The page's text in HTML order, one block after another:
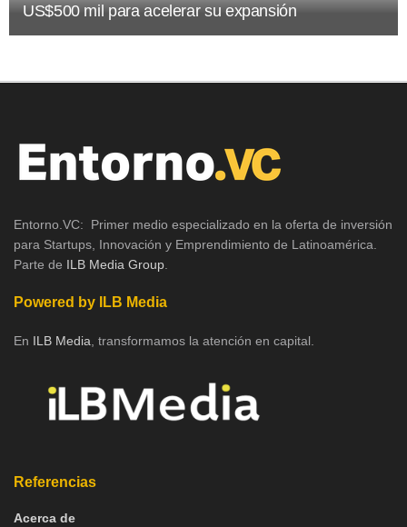
US$500 mil para acelerar su expansión
Entorno.VC: Primer medio especializado en la oferta de inversión
para Startups, Innovación y Emprendimiento de Latinoamérica.
Parte de ILB Media Group
Powered by ILB Media
En ILB Media , transformamos la atención en capital.
Referencias
Acerca de